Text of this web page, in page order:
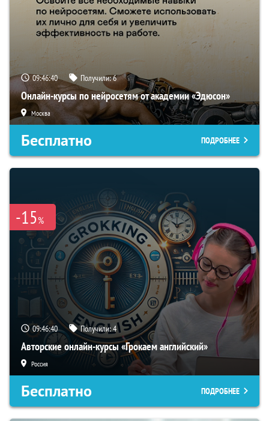
09:46:39 Получили:6
Онлайн-курсы по нейросетям от академии «Эдюсон»
Москва
Бесплатно ПОДРОБНЕЕ
-15%
09:46:39 Получили:4
Авторские онлайн-курсы «Грокаем английский»
Россия
Бесплатно ПОДРОБНЕЕ